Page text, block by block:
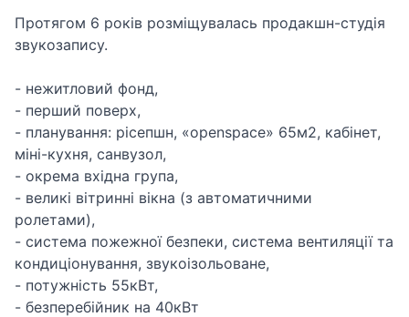
Протягом 6 років розміщувалась продакшн-студія
звукозапису.
- нежитловий фонд,
- перший поверх,
- планування: рісепшн, «openspace» 65м2, кабінет,
міні-кухня, санвузол,
- окрема вхідна група,
- великі вітринні вікна (з автоматичними
ролетами),
- система пожежної безпеки, система вентиляції та
кондиціонування, звукоізольоване,
- потужність 55кВт,
- безперебійник на 40кВт